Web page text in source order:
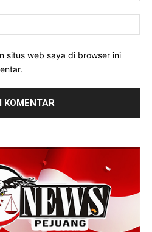
situs web saya di browser ini